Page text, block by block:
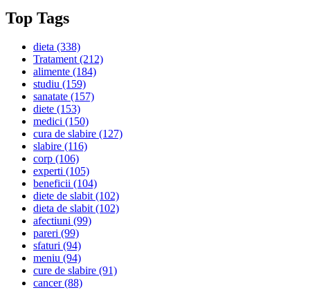
Top Tags
dieta (338)
Tratament(212)
alimente (184)
studiu (159)
sanatate (157)
diete (153)
medici (150)
cura de slabire (127)
slabire (116)
corp (106)
experti (105)
beneficii (104)
diete de slabit(102)
dieta de slabit(102)
afectiuni (99)
pareri (99)
sfaturi (94)
meniu (94)
cure de slabire (91)
cancer(88)